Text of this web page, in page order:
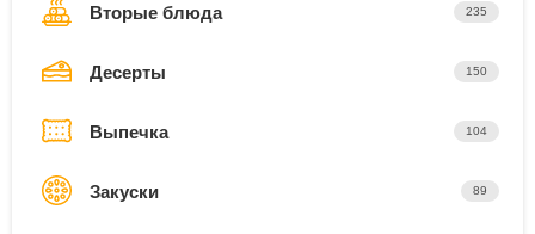
Вторые блюда 235
Десерты 150
Выпечка 104
Закуски 89